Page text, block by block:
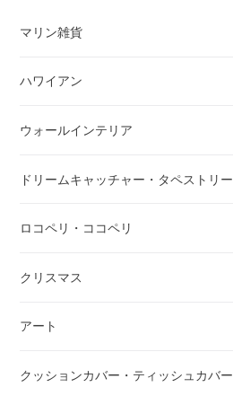
マリン雑貨
ハワイアン
ウォールインテリア
ドリームキャッチャー・タペストリー
ロコペリ・ココペリ
クリスマス
アート
クッションカバー・ティッシュカバー